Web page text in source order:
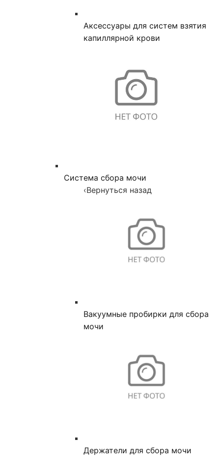
Аксессуары для систем взятия
капиллярной крови
Система сбора мочи
‹Вернуться назад
Вакуумные пробирки для сбора
мочи
Держатели для сбора мочи